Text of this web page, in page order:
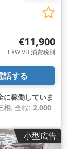
€11,900
EXW VB 消費税別
話する
に稼働していま
相, 全幅: 2,000
小型広告